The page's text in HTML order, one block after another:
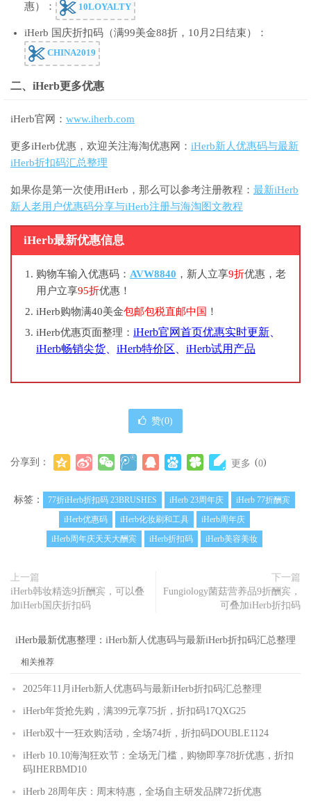
惠）：
10LOYALTY
iHerb 国庆折扣码（满99美金88折，10月2日结束）：
CHINA2019
二、iHerb更多优惠
iHerb官网： www.iherb.com
更多iHerb优惠，欢迎关注海淘优惠网： iHerb新人优惠码与最新
iHerb折扣码汇总整理
如果你是第一次使用iHerb，那么可以参考注册教程： 最新iHerb
新人老用户优惠码分享与iHerb注册与海淘图文教程
iHerb最新优惠信息
购物车输入优惠码： AVW8840 ，新人立享9折优惠，老
用户立享95折优惠！
iHerb购物满40美金包邮包税直邮中国 ！
iHerb优惠页面整理： iHerb官网首页优惠实时更新
iHerb畅销尖货
iHerb特价区 iHerb试用产品
赞(0)
分享到： 更多 (0)
标签： 77折iHerb折扣码 23BRUSHES iHerb 23周年庆
iHerb 77折酬宾
iHerb优惠码
iHerb化妆刷和工具
iHerb周年庆
iHerb周年庆天天大酬宾
iHerb折扣码 iHerb美容美妆
上一篇
iHerb韩妆精选9折酬宾，可以叠
加iHerb国庆折扣码
下一篇
Fungiology菌菇营养品9折酬宾，
可叠加iHerb折扣码
iHerb最新优惠整理： iHerb新人优惠码与最新iHerb折扣码汇总整理
相关推荐
2025年11月iHerb新人优惠码与最新iHerb折扣码汇总整理
iHerb年货抢先购，满399元享75折，折扣码17QXG25
iHerb双十一狂欢购活动，全场74折，折扣码DOUBLE1124
iHerb 10.10海淘狂欢节：全场无门槛，购物即享78折优惠，折扣
码IHERBMD10
iHerb 28周年庆：周末特惠，全场自主研发品牌72折优惠